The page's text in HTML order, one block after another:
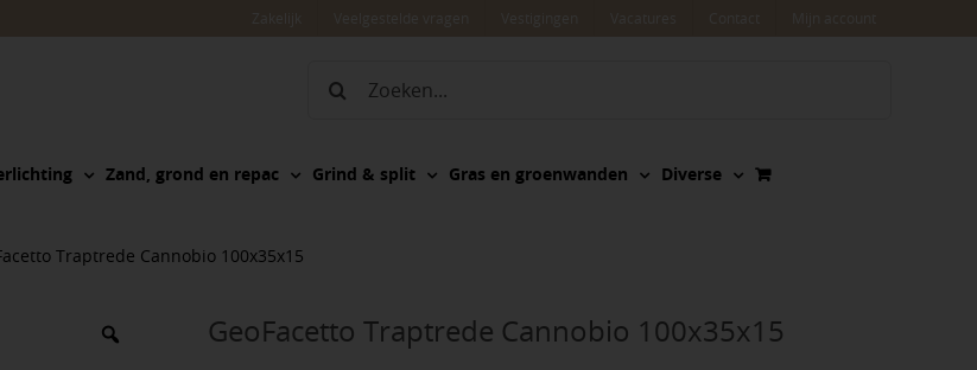
Zoeken
Zand, grond en repac Grind & split Gras en groenwanden Diverse
Traptrede Cannobio 100x35x15
GeoFacetto Traptrede Cannobio 100x35x15